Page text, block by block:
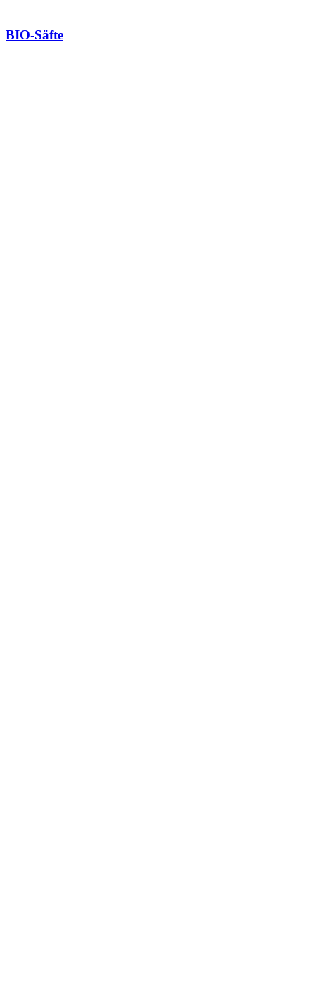
BIO-Säfte